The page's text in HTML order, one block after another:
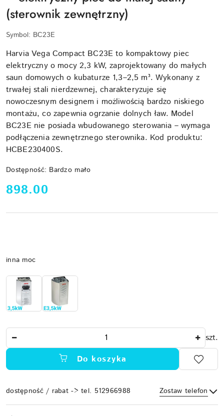
(sterownik zewnętrzny)
Symbol: BC23E
Harvia Vega Compact BC23E to kompaktowy piec
elektryczny o mocy 2,3 kW, zaprojektowany do małych
saun domowych o kubaturze 1,3–2,5 m³. Wykonany z
trwałej stali nierdzewnej, charakteryzuje się
nowoczesnym designem i możliwością bardzo niskiego
montażu, co zapewnia ogrzanie dolnych ław. Model
BC23E nie posiada wbudowanego sterowania – wymaga
podłączenia zewnętrznego sterownika. Kod produktu:
HCBE230400S.
Dostępność: Bardzo mało
cena:
898.00
Wariant
inna moc
szt.
Do koszyka
dostępność / rabat -> tel. 512966988 Zostaw telefon
Dostępność